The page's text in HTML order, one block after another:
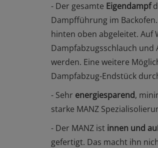
- Der gesamte Eigendampf
Dampfführung im
hinten oben abgeleitet. Auf
Dampfabzugsschlauch und
werden. Eine weitere
Dampfabzug-Endstück
- Sehr energiesparend,
starke MANZ
- Der MANZ ist innen und
gefertigt. Das macht ihn